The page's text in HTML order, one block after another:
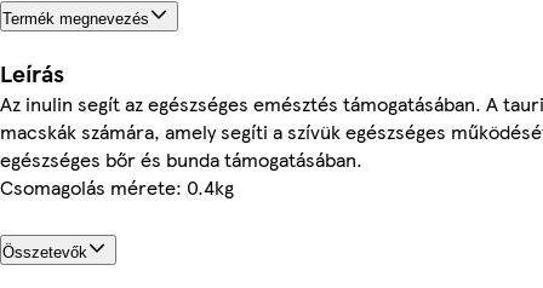
Termék megnevezés
Leírás
Az inulin segít az egészséges emésztés támogatásában. A
macskák számára, amely segíti a szívük egészséges
egészséges bőr és bunda támogatásában.
Csomagolás mérete: 0.4kg
Összetevők